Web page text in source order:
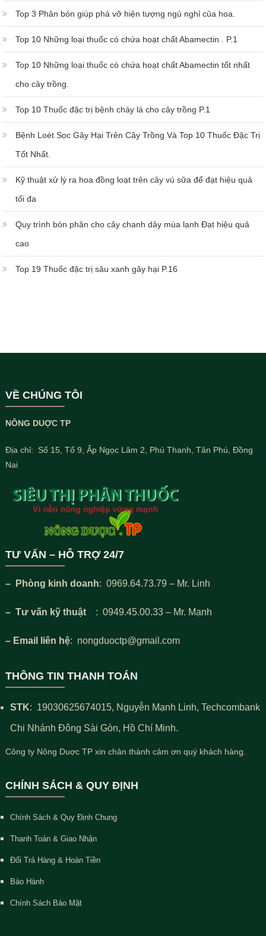
Top 3 Phân bón giúp phá vỡ hiện tượng ngủ nghỉ của hoa.
Top 10 Những loại thuốc có chứa hoạt chất Abamectin . P.1
Top 10 Những loại thuốc có chứa hoạt chất Abamectin tốt nhất
cho cây trồng.
Top 10 Thuốc đặc trị bệnh cháy lá cho cây trồng P.1
Bệnh Loét Sọc Gây Hại Trên Cây Trồng Và Top 10 Thuốc Đặc Trị
Tốt Nhất.
Kỹ thuật xử lý ra hoa đồng loạt trên cây vú sữa để đạt hiệu quả
tối đa
Quy trình bón phân cho cây chanh dây mùa lạnh Đạt hiệu quả
cao
Top 19 Thuốc đặc trị sâu xanh gây hại P.16
VỀ CHÚNG TÔI
NÔNG DUỢC TP
Địa chỉ: Số 15, Tổ 9, Ấp Ngọc Lâm 2, Phú Thanh, Tân Phú, Đồng
Nai
TƯ VẤN – HỖ TRỢ 24/7
– Phòng kinh doanh: 0969.64.73.79 – Mr. Linh
– Tư vấn kỹ thuật : 0949.45.00.33 – Mr. Mạnh
– Email liên hệ: nongduoctp@gmail.com
THÔNG TIN THANH TOÁN
STK: 19030625674015, Nguyễn Mạnh Linh, Techcombank
Chi Nhánh Đông Sài Gòn, Hồ Chí Minh.
Công ty Nông Duợc TP xin chân thành cảm ơn quý khách hàng.
CHÍNH SÁCH & QUY ĐỊNH
Chính Sách & Quy Định Chung
Thanh Toán & Giao Nhận
Đổi Trả Hàng & Hoàn Tiền
Bảo Hành
Chính Sách Bảo Mật